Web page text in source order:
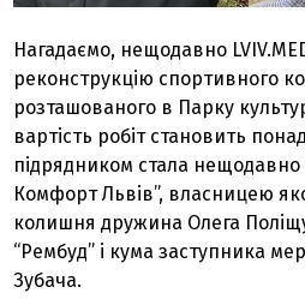
Нагадаємо, нещодавно
реконструкцію спортивного
розташованого в Парку
вартість робіт становить
підрядником стала нещодавно
Комфорт Львів”, власницею
колишня дружина Олега
“Рембуд” і кума заступника
Зубача.